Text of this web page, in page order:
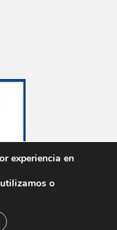
experiencia en
o